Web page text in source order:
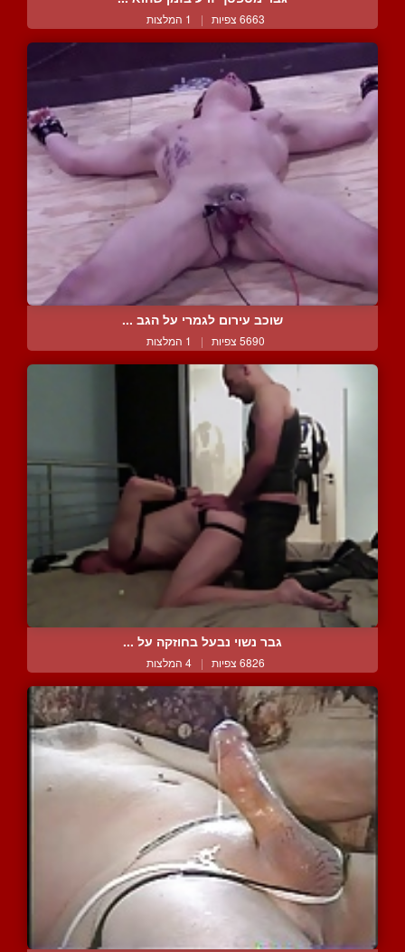
6663 צפיות | 1 המלצות
שוכב עירום לגמרי על הגב ...
5690 צפיות | 1 המלצות
גבר נשוי נבעל בחוזקה על ...
6826 צפיות | 4 המלצות